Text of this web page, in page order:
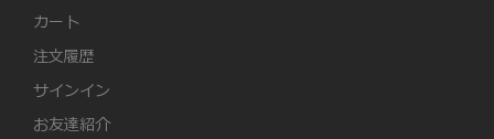
カート
注文履歴
サインイン
お友達紹介